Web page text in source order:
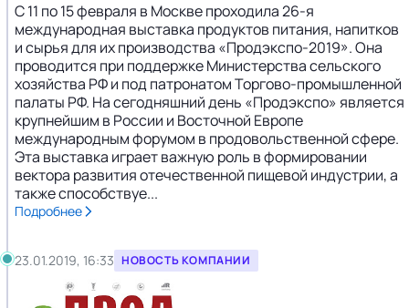
С 11 по 15 февраля в Москве проходила 26-я
международная выставка продуктов питания, напитков
и сырья для их производства «Продэкспо-2019». Она
проводится при поддержке Министерства сельского
хозяйства РФ и под патронатом Торгово-промышленной
палаты РФ. На сегодняшний день «Продэкспо» является
крупнейшим в России и Восточной Европе
международным форумом в продовольственной сфере.
Эта выставка играет важную роль в формировании
вектора развития отечественной пищевой индустрии, а
также способствуе...
Подробнее
23.01.2019, 16:33 НОВОСТЬ КОМПАНИИ